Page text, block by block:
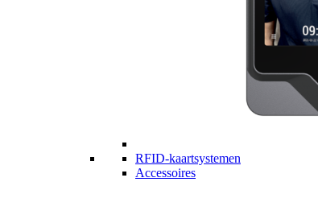
RFID-kaartsystemen
Accessoires